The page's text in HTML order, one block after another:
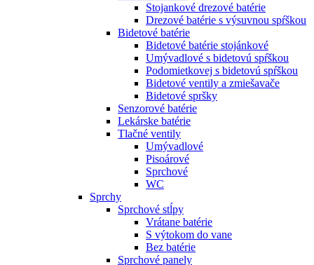
Stojankové drezové batérie
Drezové batérie s výsuvnou spŕškou
Bidetové batérie
Bidetové batérie stojánkové
Umývadlové s bidetovú spŕškou
Podomietkovej s bidetovú spŕškou
Bidetové ventily a zmiešavače
Bidetové spršky
Senzorové batérie
Lekárske batérie
Tlačné ventily
Umývadlové
Pisoárové
Sprchové
WC
Sprchy
Sprchové stĺpy
Vrátane batérie
S výtokom do vane
Bez batérie
Sprchové panely